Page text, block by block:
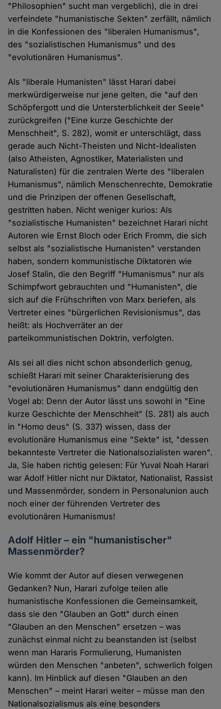
"Philosophien" sucht man vergeblich), die in drei
verfeindete "humanistische Sekten" zerfällt, nämlich
in die Konfessionen des "liberalen Humanismus",
des "sozialistischen Humanismus" und des
"evolutionären Humanismus".
Als "liberale Humanisten" lässt Harari dabei
merkwürdigerweise nur jene gelten, die "auf den
Schöpfergott und die Untersterblichkeit der Seele"
zurückgreifen ("Eine kurze Geschichte der
Menschheit", S. 282), womit er unterschlägt, dass
gerade auch Nicht-Theisten und Nicht-Idealisten
(also Atheisten, Agnostiker, Materialisten und
Naturalisten) für die zentralen Werte des "liberalen
Humanismus", nämlich Menschenrechte, Demokratie
und die Prinzipen der offenen Gesellschaft,
gestritten haben. Nicht weniger kurios: Als
"sozialistische Humanisten" bezeichnet Harari nicht
Autoren wie Ernst Bloch oder Erich Fromm, die sich
selbst als "sozialistische Humanisten" verstanden
haben, sondern kommunistische Diktatoren wie
Josef Stalin, die den Begriff "Humanismus" nur als
Schimpfwort gebrauchten und "Humanisten", die
sich auf die Frühschriften von Marx beriefen, als
Vertreter eines "bürgerlichen Revisionismus", das
heißt: als Hochverräter an der
parteikommunistischen Doktrin, verfolgten.
Als sei all dies nicht schon absonderlich genug,
schießt Harari mit seiner Charakterisierung des
"evolutionären Humanismus" dann endgültig den
Vogel ab: Denn der Autor lässt uns sowohl in "Eine
kurze Geschichte der Menschheit" (S. 281) als auch
in "Homo deus" (S. 337) wissen, dass der
evolutionäre Humanismus eine "Sekte" ist, "dessen
bekannteste Vertreter die Nationalsozialisten waren".
Ja, Sie haben richtig gelesen: Für Yuval Noah Harari
war Adolf Hitler nicht nur Diktator, Nationalist, Rassist
und Massenmörder, sondern in Personalunion auch
noch einer der führenden Vertreter des
evolutionären Humanismus!
Adolf Hitler – ein "humanistischer"
Massenmörder?
Wie kommt der Autor auf diesen verwegenen
Gedanken? Nun, Harari zufolge teilen alle
humanistische Konfessionen die Gemeinsamkeit,
dass sie den "Glauben an Gott" durch einen
"Glauben an den Menschen" ersetzen – was
zunächst einmal nicht zu beanstanden ist (selbst
wenn man Hararis Formulierung, Humanisten
würden den Menschen "anbeten", schwerlich folgen
kann). Im Hinblick auf diesen "Glauben an den
Menschen" – meint Harari weiter – müsse man den
Nationalsozialismus als eine besonders